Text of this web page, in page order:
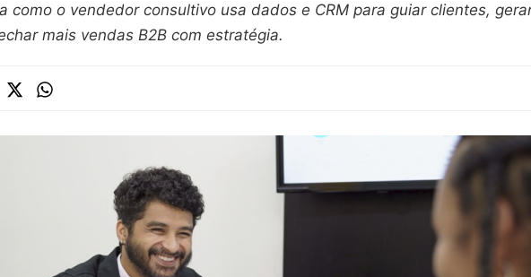
como o vendedor consultivo usa dados e CRM para guiar clientes,
mais vendas B2B com estratégia.